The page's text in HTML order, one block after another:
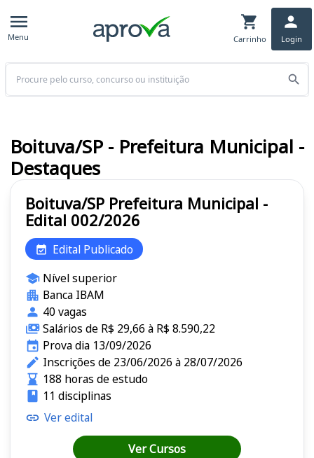
Menu Carrinho Login
Buscar
Boituva/SP Prefeitura Municipal -
Edital 002/2026
Edital Publicado
Nível superior
Banca IBAM
40 vagas
Salários de R$ 29,66 à R$ 8.590,22
Prova dia 13/09/2026
Inscrições de 23/06/2026 à 28/07/2026
188 horas de estudo
11 disciplinas
Ver edital
Ver Cursos
Boituva/SP - Prefeitura Municipal -
Destaques